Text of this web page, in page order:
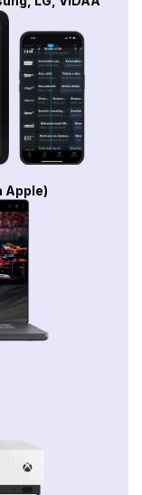
Apple)